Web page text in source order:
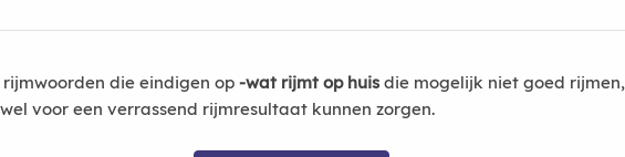
rijmwoorden die eindigen op -wat rijmt op huisdie mogelijk niet goed rijmen,
voor een verrassend rijmresultaat kunnen zorgen.